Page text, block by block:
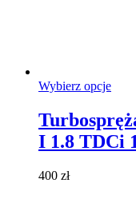
Wybierz opcjeTen
I 1.8 TDCi
400 zł